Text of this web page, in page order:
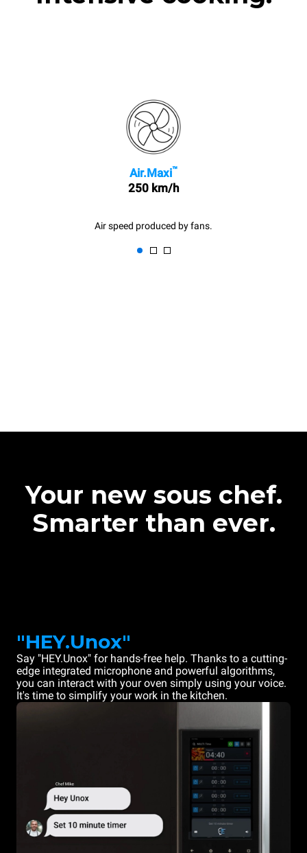
Air.Maxi™
250 km/h
Air speed produced by fans.
Your new sous chef.
Smarter than ever.
"HEY.Unox"
Say "HEY.Unox" for hands-free help. Thanks to a cutting-
edge integrated microphone and powerful algorithms,
you can interact with your oven simply using your voice.
It's time to simplify your work in the kitchen.